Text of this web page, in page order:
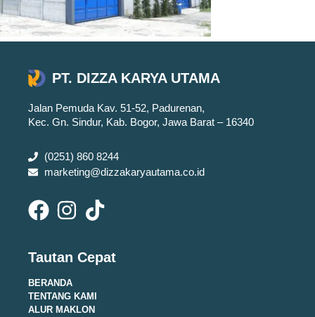
PT. DIZZA KARYA UTAMA
Jalan Pemuda Kav. 51-52, Padurenan,
Kec. Gn. Sindur, Kab. Bogor, Jawa Barat – 16340
(0251) 860 8244
marketing@dizzakaryautama.co.id
Tautan Cepat
BERANDA
TENTANG KAMI
ALUR MAKLON